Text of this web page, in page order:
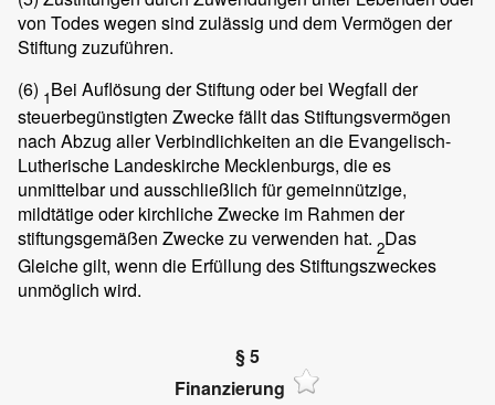
von Todes wegen sind zulässig und dem Vermögen der
Stiftung zuzuführen.
(6) 1Bei Auflösung der Stiftung oder bei Wegfall der
steuerbegünstigten Zwecke fällt das Stiftungsvermögen
nach Abzug aller Verbindlichkeiten an die Evangelisch-
Lutherische Landeskirche Mecklenburgs, die es
unmittelbar und ausschließlich für gemeinnützige,
mildtätige oder kirchliche Zwecke im Rahmen der
stiftungsgemäßen Zwecke zu verwenden hat. 2Das
Gleiche gilt, wenn die Erfüllung des Stiftungszweckes
unmöglich wird.
§ 5
Finanzierung